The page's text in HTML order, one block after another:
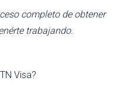
completo de obtener
trabajando.
Visa?